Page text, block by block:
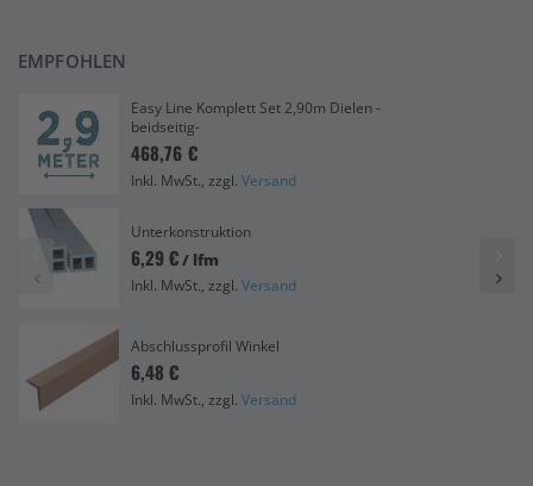
EMPFOHLEN
Easy Line Komplett Set 2,90m Dielen -
beidseitig-
468,76 €
Inkl. MwSt., zzgl. Versand
Unterkonstruktion
6,29 €/ lfm
Inkl. MwSt., zzgl. Versand
Abschlussprofil Winkel
6,48 €
Inkl. MwSt., zzgl. Versand